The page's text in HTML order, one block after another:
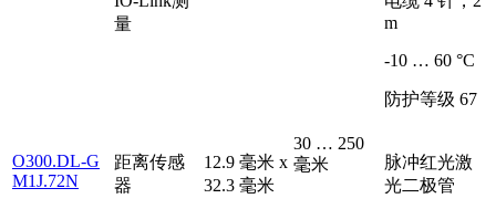
量
m
-10 … 60 °C
防护等级 67
O300.DL-G
M1J.72N
距离传感
器
12.9 毫米 x
32.3 毫米
30 … 250
毫米
脉冲红光激
光二极管